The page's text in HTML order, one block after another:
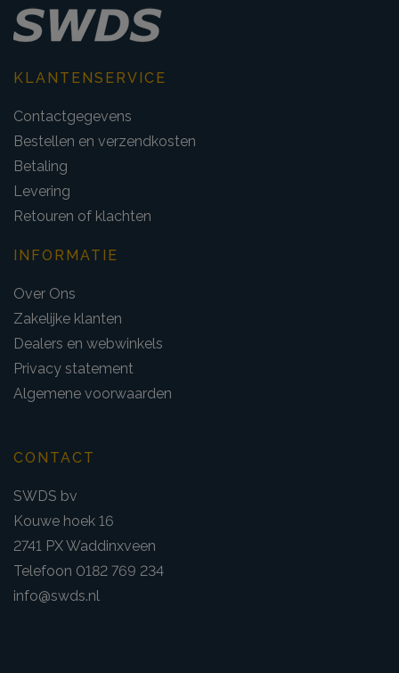
KLANTENSERVICE
Contactgegevens
Bestellen en verzendkosten
Betaling
Levering
Retouren of klachten
INFORMATIE
Over Ons
Zakelijke klanten
Dealers en webwinkels
Privacy statement
Algemene voorwaarden
CONTACT
SWDS bv
Kouwe hoek 16
2741 PX Waddinxveen
Telefoon 0182 769 234
info@swds.nl